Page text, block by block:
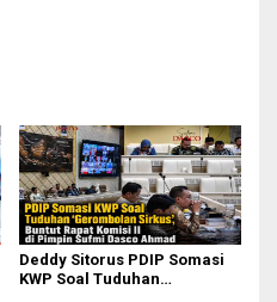
Deddy Sitorus PDIP Somasi
KWP Soal Tuduhan